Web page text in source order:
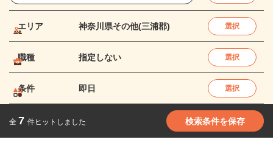
エリア 神奈川県その他(三浦郡) 選択
職種 指定しない 選択
条件 即日 選択
全 7 件ヒットしました 検索条件を保存